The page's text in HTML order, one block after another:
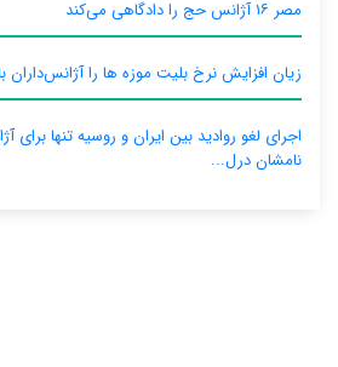
مصر ۱۶ آژانس حج را دادگاهی می‌کند
زیان افزایش نرخ بلیت موزه ها را آژانس‌داران
اجرای لغو روادید بین ایران و روسیه تنها برای
نامشان درل...